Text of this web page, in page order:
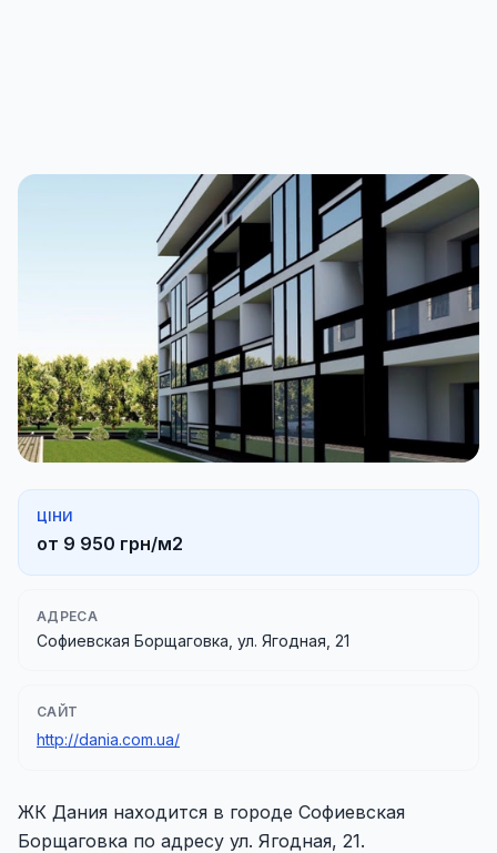
ЦІНИ
от 9 950 грн/м2
АДРЕСА
Софиевская Борщаговка, ул. Ягодная, 21
САЙТ
http://dania.com.ua/
ЖК Дания находится в городе Софиевская
Борщаговка по адресу ул. Ягодная, 21.